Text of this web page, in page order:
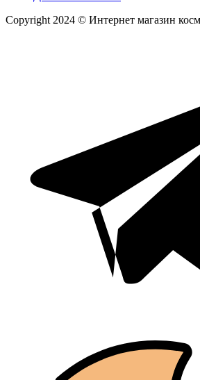
Copyright 2024 © Интернет магазин